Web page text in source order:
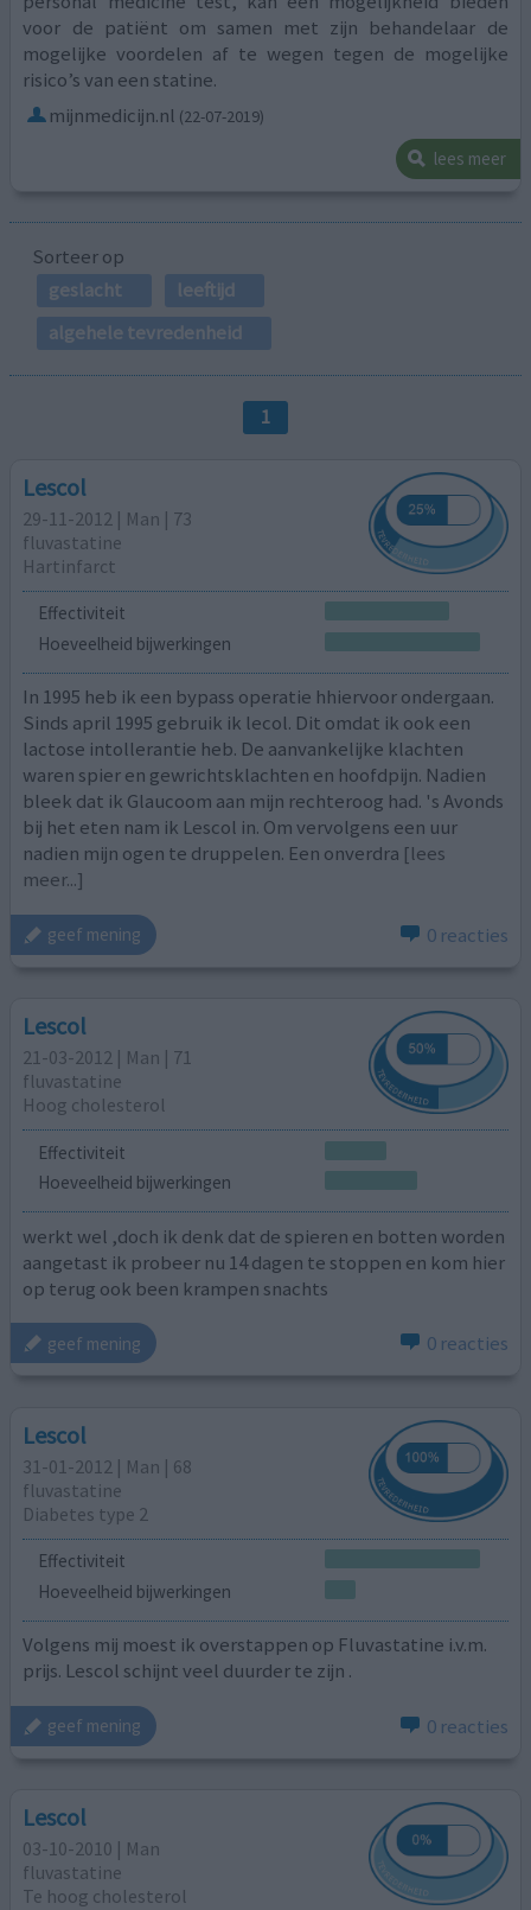
voor de patiënt om samen met zijn behandelaar de
mogelijke voordelen af te wegen tegen de mogelijke
risico’s van een statine.
mijnmedicijn.nl (22-07-2019)
lees meer
Sorteer op
geslacht
leeftijd
algehele tevredenheid
1
Lescol
29-11-2012 | Man | 73
fluvastatine
Hartinfarct
Effectiviteit
Hoeveelheid bijwerkingen
In 1995 heb ik een bypass operatie hhiervoor ondergaan.
Sinds april 1995 gebruik ik lecol. Dit omdat ik ook een
lactose intollerantie heb. De aanvankelijke klachten
waren spier en gewrichtsklachten en hoofdpijn. Nadien
bleek dat ik Glaucoom aan mijn rechteroog had. 's Avonds
bij het eten nam ik Lescol in. Om vervolgens een uur
nadien mijn ogen te druppelen. Een onverdra [lees
meer...]
geef mening 0 reacties
Lescol
21-03-2012 | Man | 71
fluvastatine
Hoog cholesterol
Effectiviteit
Hoeveelheid bijwerkingen
werkt wel ,doch ik denk dat de spieren en botten worden
aangetast ik probeer nu 14 dagen te stoppen en kom hier
op terug ook been krampen snachts
geef mening 0 reacties
Lescol
31-01-2012 | Man | 68
fluvastatine
Diabetes type 2
Effectiviteit
Hoeveelheid bijwerkingen
Volgens mij moest ik overstappen op Fluvastatine i.v.m.
prijs. Lescol schijnt veel duurder te zijn .
geef mening 0 reacties
Lescol
03-10-2010 | Man
fluvastatine
Te hoog cholesterol